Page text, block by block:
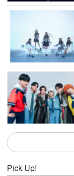
Pick Up!